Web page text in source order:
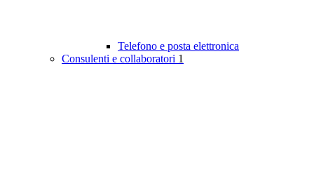
Telefono e posta elettronica
Consulenti e collaboratori 1